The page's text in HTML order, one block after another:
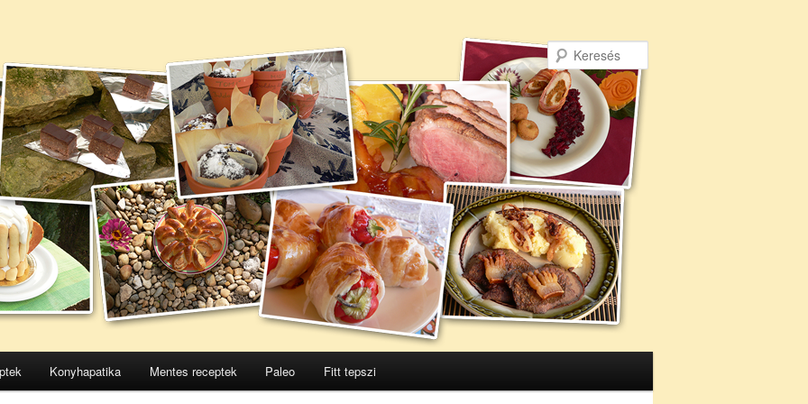
Konyhapatika Mentes receptek Paleo Fitt tepszi